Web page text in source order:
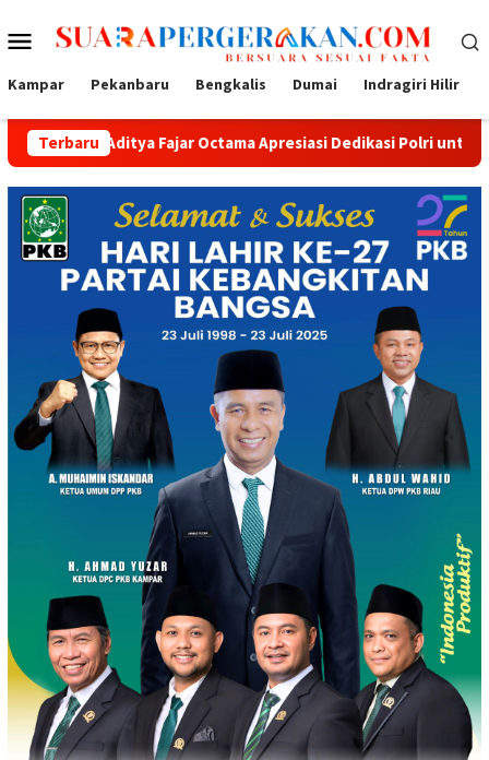
ke
Menu
Mobile
Kampar Pekanbaru Bengkalis Dumai Indragiri Hilir
Terbaru
Fajar Octama Apresiasi Dedikasi Polri untuk Masyarakat